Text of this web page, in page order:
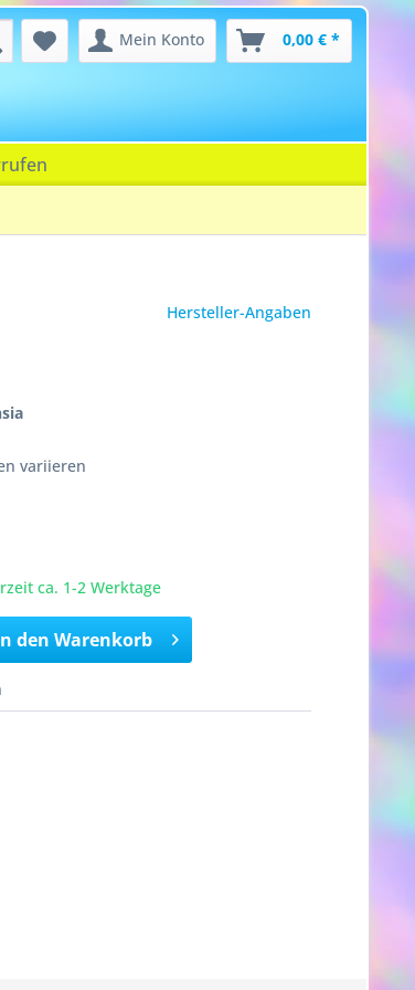
Mein Konto 0,00 € *
Hersteller-Angaben
variieren
ca. 1-2 Werktage
den Warenkorb